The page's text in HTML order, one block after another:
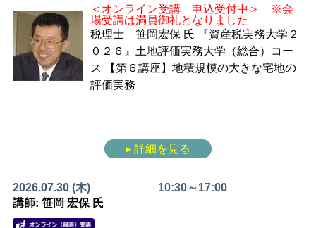
＜オンライン受講 申込受付中＞ ※会
場受講は満員御礼となりました
税理士 笹岡宏保 氏 『資産税実務大学２
０２６』土地評価実務大学（総合）コー
ス 【第６講座】地積規模の大きな宅地の
評価実務
▸ 詳細を見る
2026.07.30 (木)
10:30～17:00
講師: 笹岡 宏保 氏